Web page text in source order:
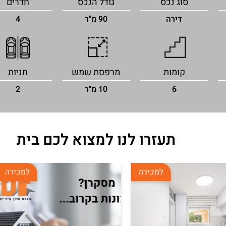
דירה 90 מ"ר 4
קומות
6
מרפסת שמש
10 מ"ר
חניות
2
תעזרו לנו למצוא לכם בית